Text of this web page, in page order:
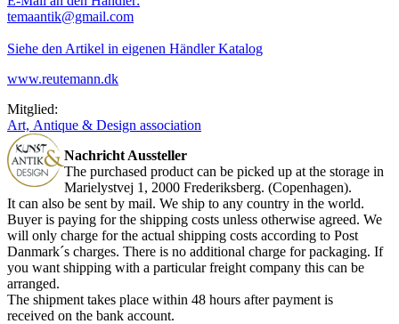
temaantik@gmail.com
Siehe den Artikel in eigenen Händler Katalog
www.reutemann.dk
Mitglied:
Art, Antique & Design association
Nachricht Aussteller
The purchased product can be picked up at the storage in
Marielystvej 1, 2000 Frederiksberg. (Copenhagen).
It can also be sent by mail. We ship to any country in the world.
Buyer is paying for the shipping costs unless otherwise agreed. We
will only charge for the actual shipping costs according to Post
Danmark´s charges. There is no additional charge for packaging. If
you want shipping with a particular freight company this can be
arranged.
The shipment takes place within 48 hours after payment is
received on the bank account.